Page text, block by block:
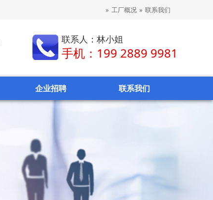
» 工厂概况 » 联系我们
联系人：林小姐
手机：199 2889 9981
企业招聘 联系我们